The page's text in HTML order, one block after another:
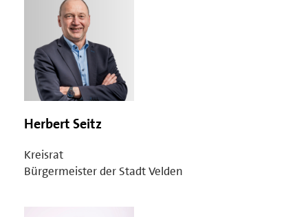
Herbert Seitz
Kreisrat
Bürgermeister der Stadt Velden